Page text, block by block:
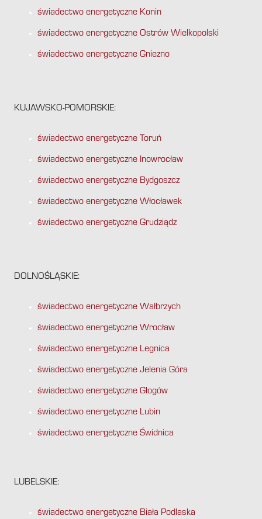
świadectwo energetyczne Konin
świadectwo energetyczne Ostrów Wielkopolski
świadectwo energetyczne Gniezno
KUJAWSKO-POMORSKIE:
świadectwo energetyczne Toruń
świadectwo energetyczne Inowrocław
świadectwo energetyczne Bydgoszcz
świadectwo energetyczne Włocławek
świadectwo energetyczne Grudziądz
DOLNOŚLĄSKIE:
świadectwo energetyczne Wałbrzych
świadectwo energetyczne Wrocław
świadectwo energetyczne Legnica
świadectwo energetyczne Jelenia Góra
świadectwo energetyczne Głogów
świadectwo energetyczne Lubin
świadectwo energetyczne Świdnica
LUBELSKIE:
świadectwo energetyczne Biała Podlaska